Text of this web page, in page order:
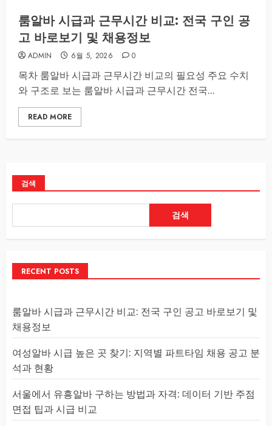
룸알바 시급과 근무시간 비교: 전국 구인 공
고 바로보기 및 채용정보
ADMIN 6월 5, 2026 0
목차 룸알바 시급과 근무시간 비교의 필요성 주요 수치
와 구조로 보는 룸알바 시급과 근무시간 전국...
READ MORE
검색
검색
RECENT POSTS
룸알바 시급과 근무시간 비교: 전국 구인 공고 바로보기 및
채용정보
여성알바 시급 높은 곳 찾기: 지역별 파트타임 채용 공고 분
석과 현황
서울에서 유흥알바 구하는 방법과 자격: 데이터 기반 주점
면접 팁과 시급 비교